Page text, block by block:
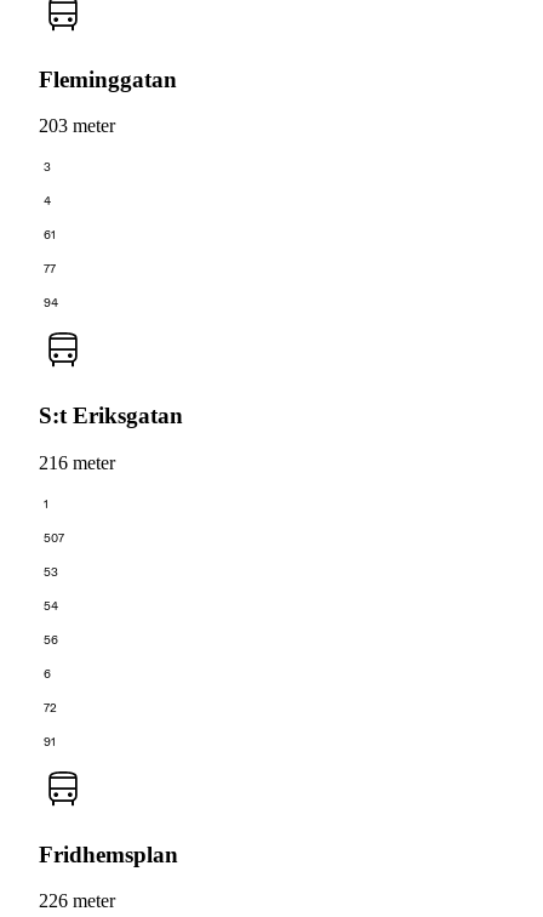
Fleminggatan
203 meter
3
4
61
77
94
S:t Eriksgatan
216 meter
1
507
53
54
56
6
72
91
Fridhemsplan
226 meter